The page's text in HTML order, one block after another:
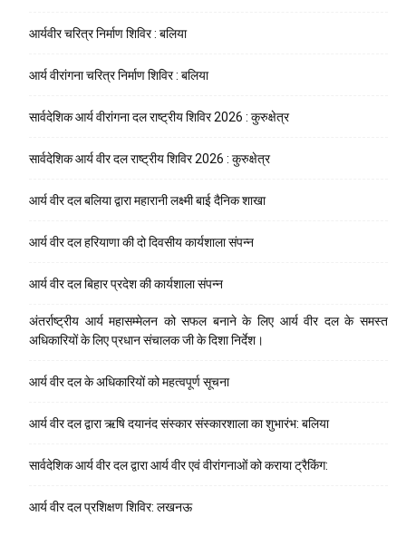
आर्यवीर चरित्र निर्माण शिविर : बलिया
आर्य वीरांगना चरित्र निर्माण शिविर : बलिया
सार्वदेशिक आर्य वीरांगना दल राष्ट्रीय शिविर 2026 : कुरुक्षेत्र
सार्वदेशिक आर्य वीर दल राष्ट्रीय शिविर 2026 : कुरुक्षेत्र
आर्य वीर दल बलिया द्वारा महारानी लक्ष्मी बाई दैनिक शाखा
आर्य वीर दल हरियाणा की दो दिवसीय कार्यशाला संपन्न
आर्य वीर दल बिहार प्रदेश की कार्यशाला संपन्न
अंतर्राष्ट्रीय आर्य महासम्मेलन को सफल बनाने के लिए आर्य वीर दल के समस्त
अधिकारियों के लिए प्रधान संचालक जी के दिशा निर्देश।
आर्य वीर दल के अधिकारियों को महत्वपूर्ण सूचना
आर्य वीर दल द्वारा ऋषि दयानंद संस्कार संस्कारशाला का शुभारंभ: बलिया
सार्वदेशिक आर्य वीर दल द्वारा आर्य वीर एवं वीरांगनाओं को कराया ट्रैकिंग:
आर्य वीर दल प्रशिक्षण शिविर: लखनऊ